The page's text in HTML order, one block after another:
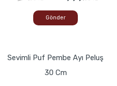
Gönder
Sevimli Puf Pembe Ayı Peluş
30 Cm